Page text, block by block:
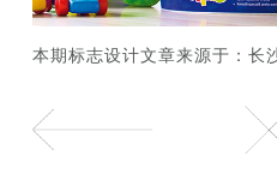
本期标志设计文章来源于：长